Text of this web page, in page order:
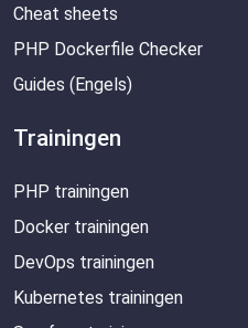
Cheat sheets
PHP Dockerfile Checker
Guides (Engels)
Trainingen
PHP trainingen
Docker trainingen
DevOps trainingen
Kubernetes trainingen